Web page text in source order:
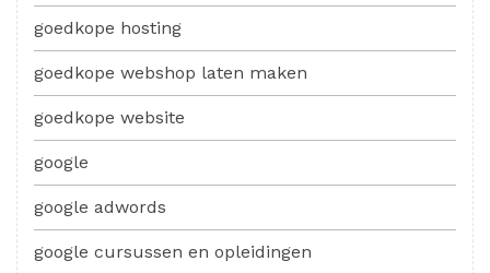
goedkope hosting
goedkope webshop laten maken
goedkope website
google
google adwords
google cursussen en opleidingen